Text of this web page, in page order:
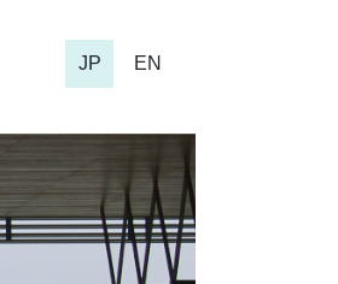
JP EN